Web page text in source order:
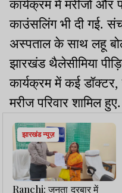
कार्यक्रम में मरीजों और
काउंसलिंग भी दी गई.
अस्पताल के साथ लहू
झारखंड थैलेसीमिया
कार्यक्रम में कई डॉक्टर,
मरीज परिवार शामिल हुए.
झारखंड न्यूज़
Ranchi: जनता दरबार में